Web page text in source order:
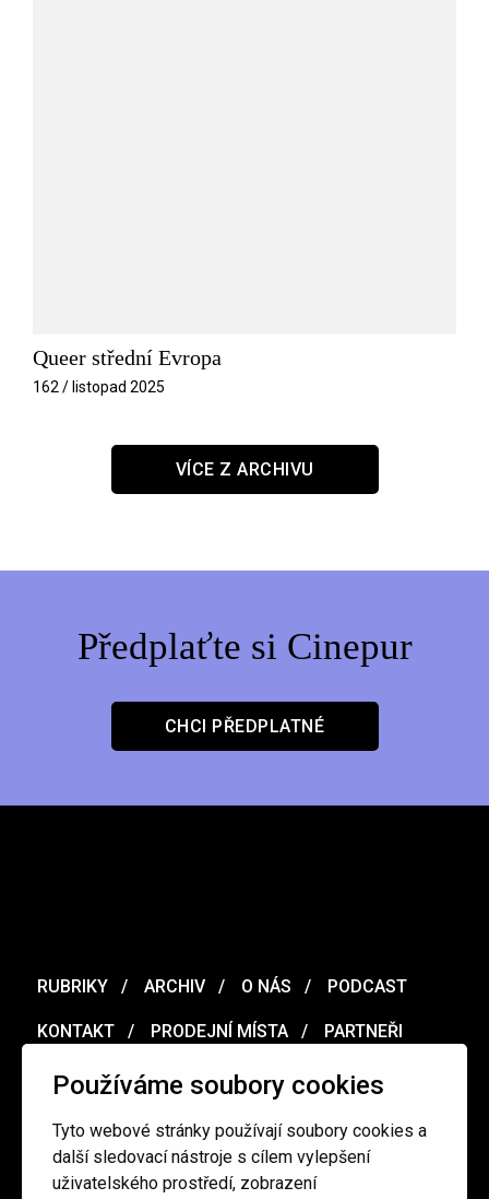
Používáme soubory cookies
Tyto webové stránky používají soubory cookies a
další sledovací nástroje s cílem vylepšení
uživatelského prostředí, zobrazení
Queer střední Evropa
162 / listopad 2025
VÍCE Z ARCHIVU
Předplaťte si Cinepur
CHCI PŘEDPLATNÉ
RUBRIKY ARCHIV O NÁS PODCAST
KONTAKT PRODEJNÍ MÍSTA PARTNEŘI
MERCH VOUCHER
Ochrana osobních údajů / Obchodní podmínky